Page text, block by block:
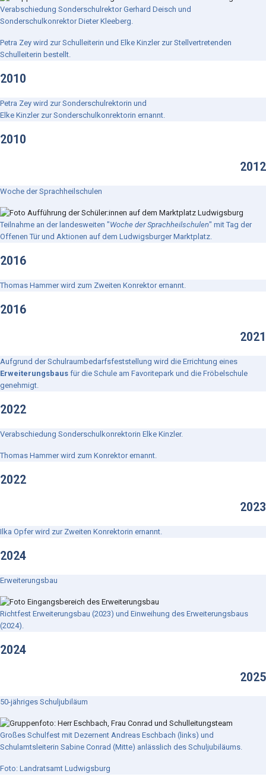
Verabschiedung Sonderschulrektor Gerhard Deisch und
Sonderschulkonrektor Dieter Kleeberg.
Petra Zey wird zur Schulleiterin und Elke Kinzler zur Stellvertretenden
Schulleiterin bestellt.
2010
Petra Zey wird zur Sonderschulrektorin und
Elke Kinzler zur Sonderschulkonrektorin ernannt.
2010
2012
Woche der Sprachheilschulen
Teilnahme an der landesweiten "Woche der Sprachheilschulen" mit Tag der
Offenen Tür und Aktionen auf dem Ludwigsburger Marktplatz.
2016
Thomas Hammer wird zum Zweiten Konrektor ernannt.
2016
2021
Aufgrund der Schulraumbedarfsfeststellung wird die Errichtung eines
Erweiterungsbaus für die Schule am Favoritepark und die Fröbelschule
genehmigt.
2022
Verabschiedung Sonderschulkonrektorin Elke Kinzler.
Thomas Hammer wird zum Konrektor ernannt.
2022
2023
Ilka Opfer wird zur Zweiten Konrektorin ernannt.
2024
Erweiterungsbau
Richtfest Erweiterungsbau (2023) und Einweihung des Erweiterungsbaus
(2024).
2024
2025
50-jähriges Schuljubiläum
Großes Schulfest mit Dezernent Andreas Eschbach (links) und
Schulamtsleiterin Sabine Conrad (Mitte) anlässlich des Schuljubiläums.
Foto: Landratsamt Ludwigsburg